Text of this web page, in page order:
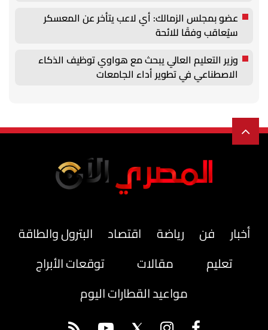
عضو بمجلس الزمالك: أي لاعب يتأخر عن المعسكر
سيُعاقب وفقًا للائحة
وزير التعليم العالي يبحث مع هواوي توظيف الذكاء
الاصطناعي في تطوير أداء الجامعات
أخبار فن رياضة اقتصاد
البترول والطاقة
تعليم
مقالات
توقعات الأبراج
مواعيد القطارات اليوم